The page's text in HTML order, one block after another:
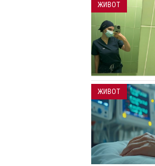
ЖИВОТ
ЖИВОТ